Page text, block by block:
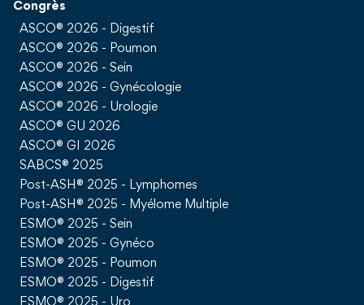
Congrès
ASCO® 2026 - Digestif
ASCO® 2026 - Poumon
ASCO® 2026 - Sein
ASCO® 2026 - Gynécologie
ASCO® 2026 - Urologie
ASCO® GU 2026
ASCO® GI 2026
SABCS® 2025
Post-ASH® 2025 - Lymphomes
Post-ASH® 2025 - Myélome Multiple
ESMO® 2025 - Sein
ESMO® 2025 - Gynéco
ESMO® 2025 - Poumon
ESMO® 2025 - Digestif